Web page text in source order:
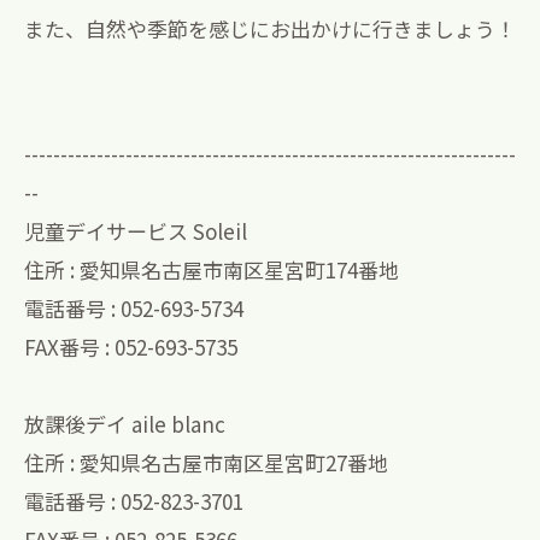
また、自然や季節を感じにお出かけに行きましょう！
--------------------------------------------------------------------
--
児童デイサービス Soleil
住所 : 愛知県名古屋市南区星宮町174番地
電話番号 : 052-693-5734
FAX番号 : 052-693-5735
放課後デイ aile blanc
住所 : 愛知県名古屋市南区星宮町27番地
電話番号 : 052-823-3701